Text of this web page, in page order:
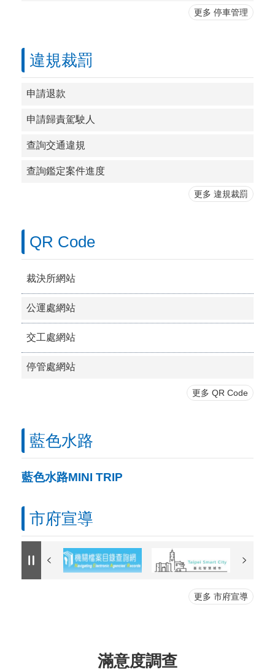
更多 停車管理
違規裁罰
申請退款
申請歸責駕駛人
查詢交通違規
查詢鑑定案件進度
更多 違規裁罰
QR Code
裁決所網站
公運處網站
交工處網站
停管處網站
更多 QR Code
藍色水路
藍色水路MINI TRIP
市府宣導
更多 市府宣導
滿意度調查